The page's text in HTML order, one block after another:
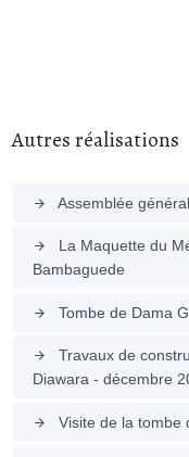
Autres réalisations
arrow_forward Assemblée
arrow_forward
La Maquette du
Bambaguede
arrow_forward Tombe de Dama
arrow_forward
Travaux de
Diawara - décembre
arrow_forward Visite de la tombe